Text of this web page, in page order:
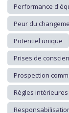
Performance
Peur du
Potentiel unique
Prises de
Prospection
Règles intérieures